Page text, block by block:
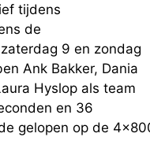
tijdens
de
9 en zondag
Ank Bakker, Dania
Hyslop als team
en 36
gelopen op de